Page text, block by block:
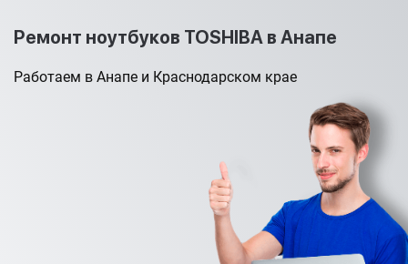
Ремонт ноутбуков TOSHIBA в Анапе
Работаем в Анапе и Краснодарском крае